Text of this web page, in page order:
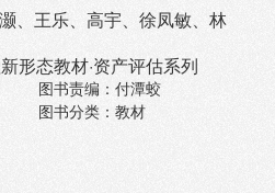
、王乐、高宇、徐凤敏、林
形态教材·资产评估系列
图书责编：付潭蛟
图书分类：教材